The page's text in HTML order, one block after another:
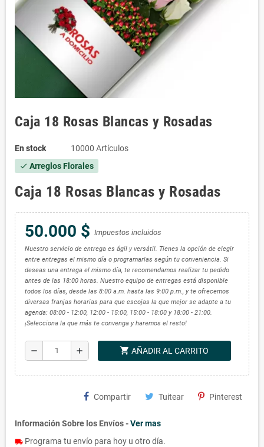
Caja 18 Rosas Blancas y Rosadas
En stock 10000 Artículos
check Arreglos Florales
Caja 18 Rosas Blancas y Rosadas
50.000 $ Impuestos incluidos
Nuestro servicio de entrega es ágil y versátil. Tienes la opción de elegir
entre entregas el mismo día o programarlas según tu conveniencia. Si
deseas una entrega el mismo día, te recomendamos realizar tu pedido
antes de las 18:00 horas. Nuestro equipo de entregas está disponible
todos los días, desde las 8:00 a.m. hasta las 9:00 p.m., y te ofrecemos
diversas franjas horarias para que escojas la que mejor se adapte a tu
agenda: 08:00 - 12:00, 12:00 - 15:00, 15:00 - 18:00 y 18:00 - 21:00.
¡Selecciona la que más te convenga y haremos el resto!
remove add shopping_cart AÑADIR AL CARRITO
Compartir Tuitear Pinterest
Información Sobre los Envíos -Ver mas
local_shipping Programa tu envío para hoy u otro día.